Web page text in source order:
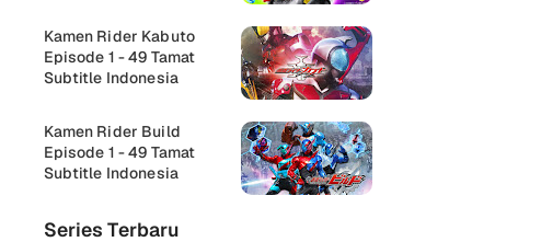
Kamen Rider Kabuto
Episode 1 - 49 Tamat
Subtitle Indonesia
Kamen Rider Build
Episode 1 - 49 Tamat
Subtitle Indonesia
Series Terbaru